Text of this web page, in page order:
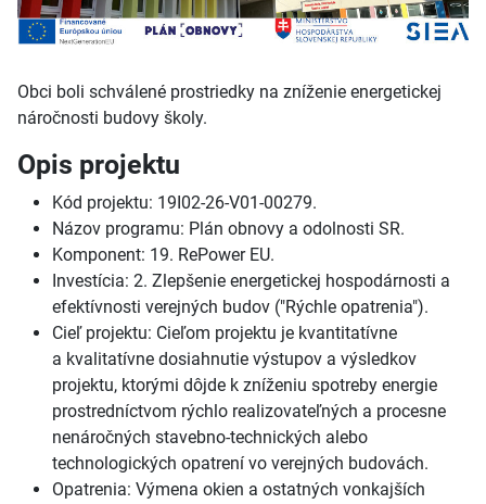
Obci boli schválené prostriedky na zníženie energetickej
náročnosti budovy školy.
Opis projektu
Kód projektu: 19I02-26-V01-00279.
Názov programu: Plán obnovy a odolnosti SR.
Komponent: 19. RePower EU.
Investícia: 2. Zlepšenie energetickej hospodárnosti a
efektívnosti verejných budov ("Rýchle opatrenia").
Cieľ projektu: Cieľom projektu je kvantitatívne
a kvalitatívne dosiahnutie výstupov a výsledkov
projektu, ktorými dôjde k zníženiu spotreby energie
prostredníctvom rýchlo realizovateľných a procesne
nenáročných stavebno-technických alebo
technologických opatrení vo verejných budovách.
Opatrenia: Výmena okien a ostatných vonkajších